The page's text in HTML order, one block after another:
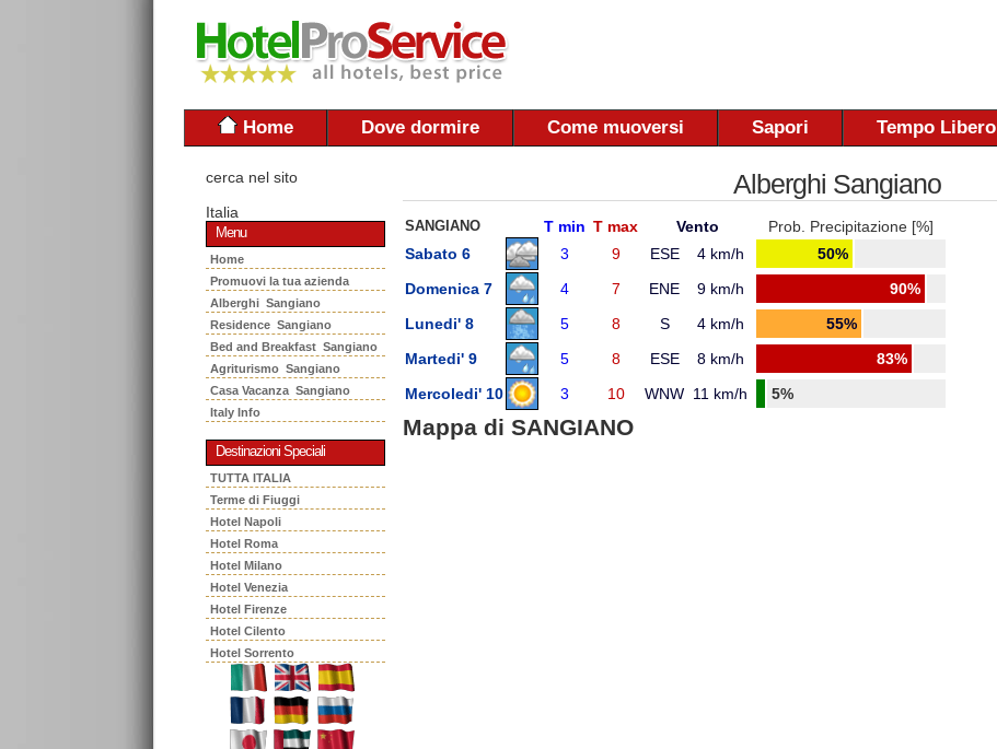
Home Dove dormire Come muoversi Sapori Tempo Libero
cerca nel sito
Italia
Menu
Home
Promuovi la tua azienda
Alberghi Sangiano
Residence Sangiano
Bed and Breakfast Sangiano
Agriturismo Sangiano
Casa Vacanza Sangiano
Italy Info
Destinazioni Speciali
TUTTA ITALIA
Terme di Fiuggi
Hotel Napoli
Hotel Roma
Hotel Milano
Hotel Venezia
Hotel Firenze
Hotel Cilento
Hotel Sorrento
Alberghi Sangiano
SANGIANO T min T max Vento
Prob. Precipitazione [%]
Sabato 6
3 9 ESE 4 km/h
50%
Domenica 7
4 7 ENE 9 km/h
90%
Lunedi' 8
5 8 S 4 km/h
55%
Martedi' 9
5 8 ESE 8 km/h
83%
Mercoledi' 10
3 10 WNW 11 km/h 5%
Mappa di SANGIANO